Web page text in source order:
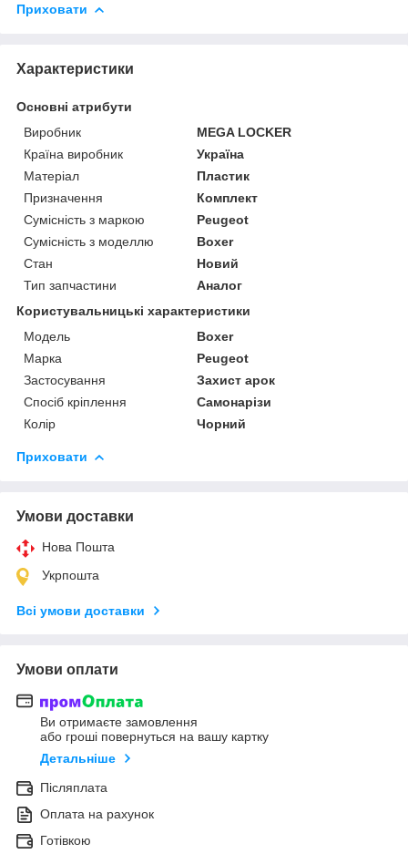
Приховати
Характеристики
Основні атрибути
Виробник
MEGA LOCKER
Країна виробник
Україна
Матеріал
Пластик
Призначення
Комплект
Сумісність з маркою
Peugeot
Сумісність з моделлю
Boxer
Стан
Новий
Тип запчастини
Аналог
Користувальницькі характеристики
Мoдель
Boxer
Марка
Peugeot
Застосування
Захист арок
Спосіб кріплення
Самонарізи
Колір
Чорний
Приховати
Умови доставки
Нова Пошта
Укрпошта
Всі умови доставки
Умови оплати
Ви отримаєте замовлення
або гроші повернуться на вашу картку
Детальніше
Післяплата
Оплата на рахунок
Готівкою